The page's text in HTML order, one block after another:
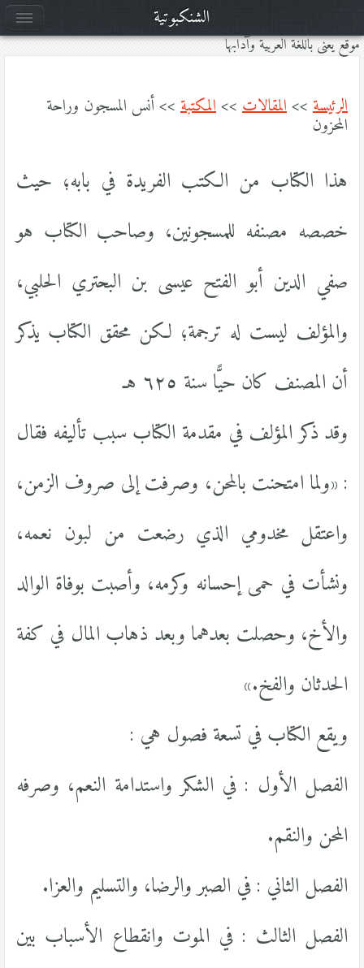
موقع يعنى باللغة العربية وآدابها
الرئيسة >>المقالات >>المكتبة >> أنس المسجون وراحة
المحزون
هذا الكتاب من الكتب الفريدة في بابه؛ حيث
خصصه مصنفه للمسجونين، وصاحب الكتاب هو
صفي الدين أبو الفتح عيسى بن البحتري الحلبي،
والمؤلف ليست له ترجمة؛ لكن محقق الكتاب يذكر
أن المصنف كان حيًّا سنة ٦٢٥ هـ
وقد ذكر المؤلف في مقدمة الكتاب سبب تأليفه فقال
: «ولما امتحنت بالمحن، وصرفت إلى صروف الزمن،
واعتقل مخدومي الذي رضعت من لبون نعمه،
ونشأت في حمى إحسانه وكرمه، وأصبت بوفاة الوالد
والأخ، وحصلت بعدهما وبعد ذهاب المال في كفة
الحدثان والفخ.»
ويقع الكتاب في تسعة فصول هي :
الفصل الأول : في الشكر واستدامة النعم، وصرفه
المحن والنقم.
الفصل الثاني : في الصبر والرضا، والتسليم والعزا.
الفصل الثالث : في الموت وانقطاع الأسباب بين
الشنكبوتية